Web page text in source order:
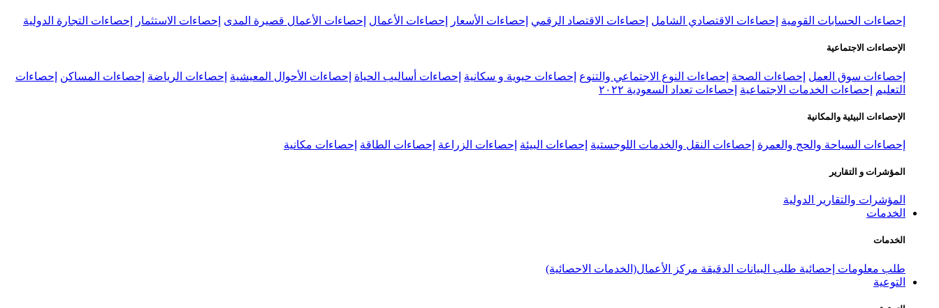
إحصاءات الحسابات القومية إحصاءات الاقتصادي الشامل إحصاءات الاقتصاد الرقمي إحصاءات الأسعار إحصاءات الأعمال إحصاءات الأعمال قصيرة المدى إحصاءات الاستثمار إحصاءات التجارة الدولية
الإحصاءات الاجتماعية
إحصاءات سوق العمل إحصاءات الصحة إحصاءات النوع الاجتماعي والتنوع إحصاءات حيوية و سكانية إحصاءات أساليب الحياة إحصاءات الأحوال المعيشية إحصاءات الرياضة إحصاءات المساكن إحصاءات
التعليم
إحصاءات الخدمات الاجتماعية إحصاءات تعداد السعودية ٢٠٢٢
الإحصاءات البيئية والمكانية
إحصاءات السياحة والحج والعمرة إحصاءات النقل والخدمات اللوجستية إحصاءات البيئة إحصاءات الزراعة إحصاءات الطاقة إحصاءات مكانية
المؤشرات و التقارير
المؤشرات والتقارير الدولية
الخدمات
الخدمات
طلب معلومات إحصائية طلب البيانات الدقيقة مركز الأعمال(الخدمات الاحصائية)
التوعية